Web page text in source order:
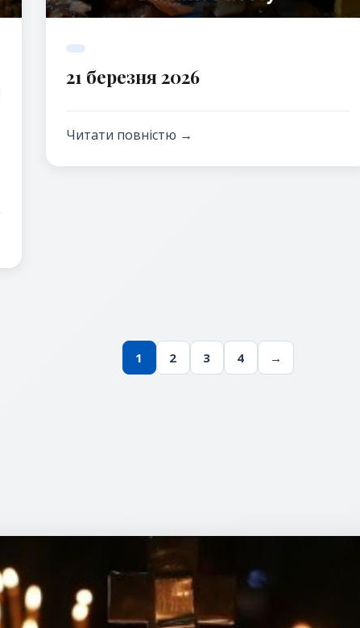
21 березня 2026
Читати повністю →
1 2 3 4 →